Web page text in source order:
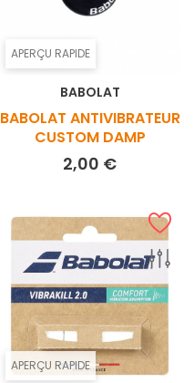
APERÇU RAPIDE
BABOLAT
BABOLAT ANTIVIBRATEUR
CUSTOM DAMP
2,00 €Prix
APERÇU RAPIDE